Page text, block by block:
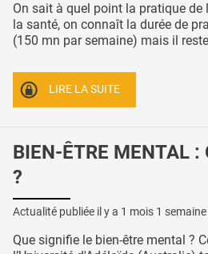
On sait à quel point la pratique de
la santé, on connaît la durée de
(150 mn par semaine) mais il
LIRE LA SUITE
BIEN-ÊTRE MENTAL
?
Actualité publiée il y a 1 mois 1 semaine
Que signifie le bien-être mental ?